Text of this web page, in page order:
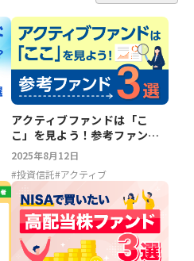
アクティブファンドは「こ
こ」を見よう！参考ファンド3
選
2025年8月12日
#投資信託#アクティブ